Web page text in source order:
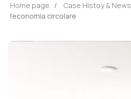
Home page / Case Histoy & News
l’economia circolare